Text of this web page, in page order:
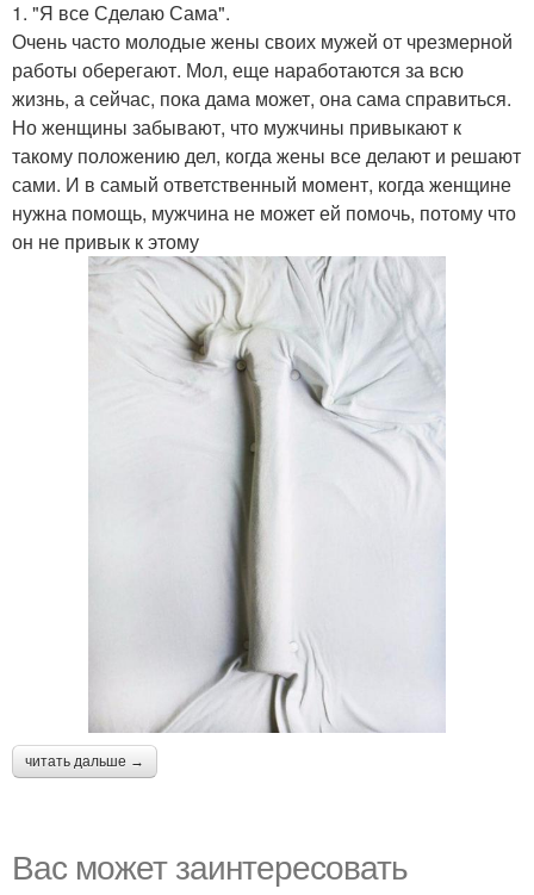
1. "Я все Сделаю Сама".
Очень часто молодые жены своих мужей от чрезмерной
работы оберегают. Мол, еще наработаются за всю
жизнь, а сейчас, пока дама может, она сама справиться.
Но женщины забывают, что мужчины привыкают к
такому положению дел, когда жены все делают и решают
сами. И в самый ответственный момент, когда женщине
нужна помощь, мужчина не может ей помочь, потому что
он не привык к этому
читать дальше →
Вас может заинтересовать